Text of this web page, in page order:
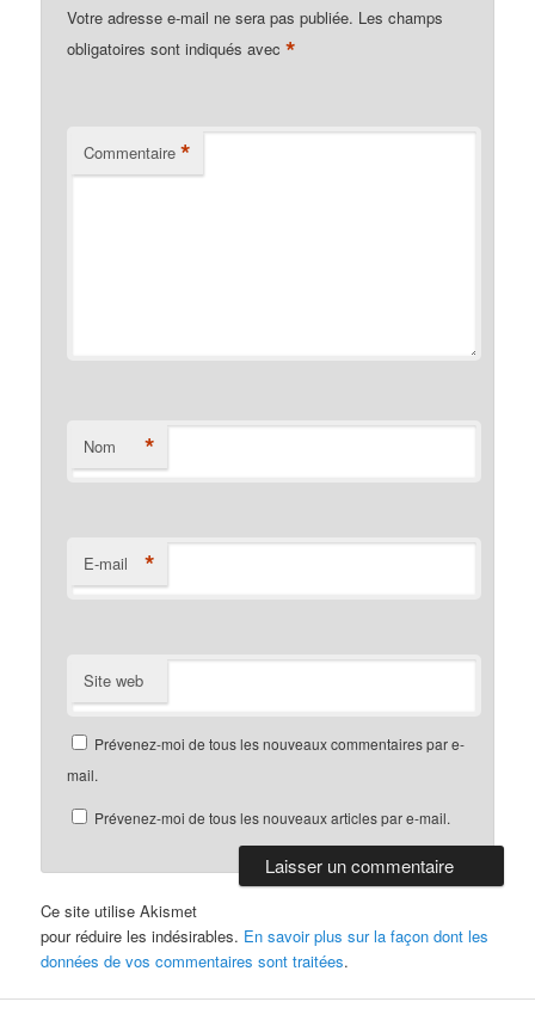
Votre adresse e-mail ne sera pas publiée. Les champs
obligatoires sont indiqués avec*
Commentaire *
Nom *
E-mail *
Site web
Prévenez-moi de tous les nouveaux commentaires par e-
mail.
Prévenez-moi de tous les nouveaux articles par e-mail.
Ce site utilise Akismet
pour réduire les indésirables. En savoir plus sur la façon dont les
données de vos commentaires sont traitées.